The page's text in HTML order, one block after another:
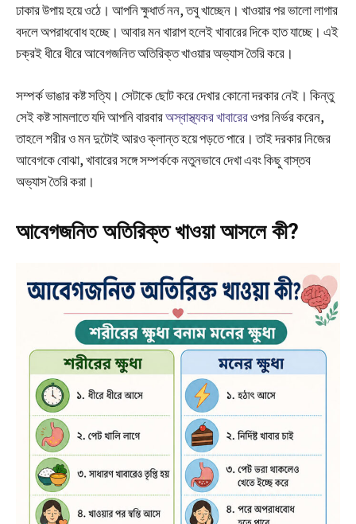
ঢাকার উপায় হয়ে ওঠে। আপনি ক্ষুধার্ত নন, তবু খাচ্ছেন। খাওয়ার পর ভালো লাগার
বদলে অপরাধবোধ হচ্ছে। আবার মন খারাপ হলেই খাবারের দিকে হাত যাচ্ছে। এই
চক্রই ধীরে ধীরে আবেগজনিত অতিরিক্ত খাওয়ার অভ্যাস তৈরি করে।
সম্পর্ক ভাঙার কষ্ট সত্যি। সেটাকে ছোট করে দেখার কোনো দরকার নেই। কিন্তু
সেই কষ্ট সামলাতে যদি আপনি বারবারঅস্বাস্থ্যকর খাবারেরওপর নির্ভর করেন,
তাহলে শরীর ও মন দুটোই আরও ক্লান্ত হয়ে পড়তে পারে। তাই দরকার নিজের
আবেগকে বোঝা, খাবারের সঙ্গে সম্পর্ককে নতুনভাবে দেখা এবং কিছু বাস্তব
অভ্যাস তৈরি করা।
আবেগজনিত অতিরিক্ত খাওয়া আসলে কী?